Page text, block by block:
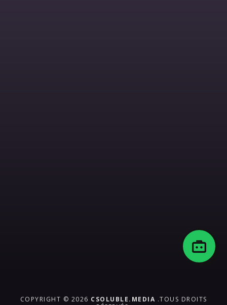
COPYRIGHT © 2026 CSOLUBLE.MEDIA .TOUS DROITS